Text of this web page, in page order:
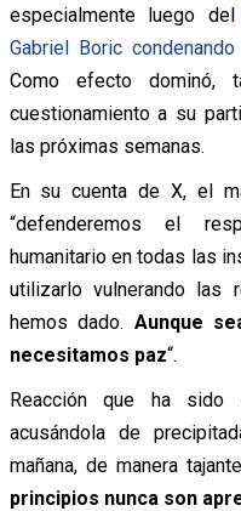
especialmente luego
Gabriel Boric
Como efecto dominó,
cuestionamiento a su
las próximas semanas.
En su cuenta de X, el
“defenderemos el
humanitario en todas las
utilizarlo vulnerando las
hemos dado. Aunque
necesitamos paz“.
Reacción que ha sido
acusándola de
mañana, de manera
principios nunca son